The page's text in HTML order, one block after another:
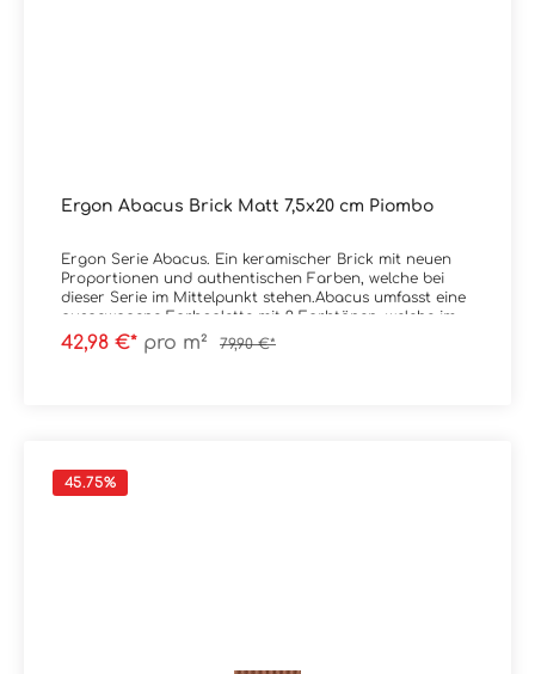
Ergon Abacus Brick Matt 7,5x20 cm Piombo
Ergon Serie Abacus. Ein keramischer Brick mit neuen
Proportionen und authentischen Farben, welche bei
dieser Serie im Mittelpunkt stehen.Abacus umfasst eine
ausgewogene Farbpalette mit 9 Farbtönen, welche im
Spektrum von sehr kräftig bis natürlich liegen.
Erhältlich ist die Serie im Format 7,5x20 cm.
42,98 €* pro m² 79,90 €*
45.75%